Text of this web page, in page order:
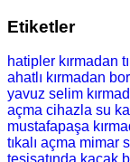
Etiketler
hatipler kırmadan
ahatlı kırmadan
yavuz selim
açma cihazla su
mustafapaşa
tıkalı açma mimar